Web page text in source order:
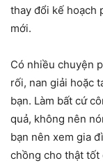
thay đổi kế hoạch
mới.
Có nhiều chuyện
rối, nan giải hoặc
bạn. Làm bất cứ
quả, không nên
bạn nên xem gia
chồng cho thật tốt